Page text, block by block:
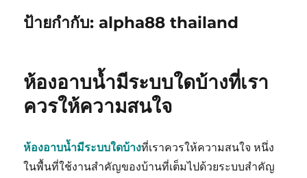
ป้ายกำกับ:alpha88 thailand
ห้องอาบน้ำมีระบบใดบ้างที่เรา
ควรให้ความสนใจ
ห้องอาบน้ำมีระบบใดบ้างที่เราควรให้ความสนใจ หนึ่ง
ในพื้นที่ใช้งานสำคัญของบ้านที่เต็มไปด้วยระบบสำคัญ